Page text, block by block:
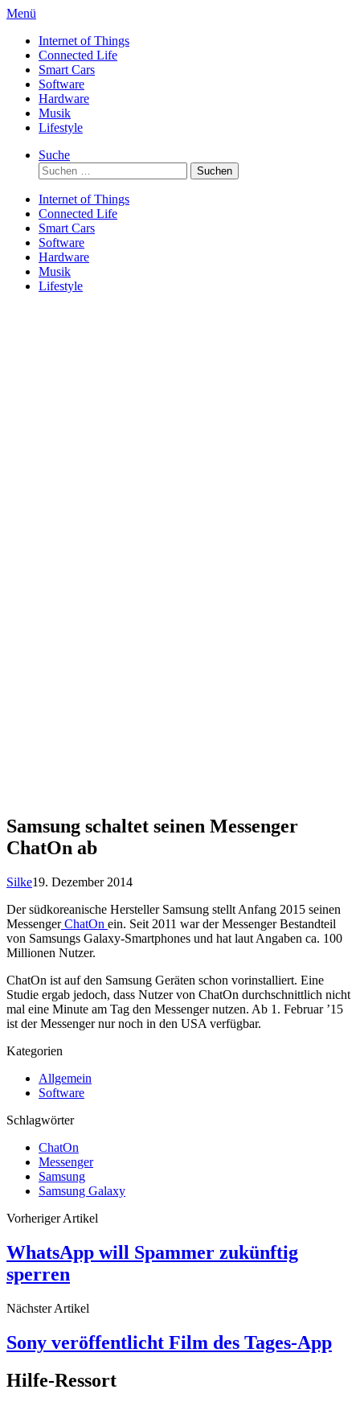
Direkt
Inhalt
Menü
Internet of Things
Connected Life
Smart Cars
Software
Hardware
Musik
Lifestyle
Suche
Suchen
nach:
Internet of Things
Connected Life
Smart Cars
Software
Hardware
Musik
Lifestyle
Samsung schaltet seinen Messenger
ChatOn ab
Silke19. Dezember 2014
Der südkoreanische Hersteller Samsung stellt Anfang 2015 seinen
MessengerChatOn ein. Seit 2011 war der Messenger Bestandteil
von Samsungs Galaxy-Smartphones und hat laut Angaben ca. 100
Millionen Nutzer.
ChatOn ist auf den Samsung Geräten schon vorinstalliert. Eine
Studie ergab jedoch, dass Nutzer von ChatOn durchschnittlich nicht
mal eine Minute am Tag den Messenger nutzen. Ab 1. Februar ’15
ist der Messenger nur noch in den USA verfügbar.
Kategorien
Allgemein
Software
Schlagwörter
ChatOn
Messenger
Samsung
Samsung Galaxy
Vorheriger Artikel
WhatsApp will Spammer zukünftig
sperren
Nächster Artikel
Sony veröffentlicht Film des Tages-App
Hilfe-Ressort